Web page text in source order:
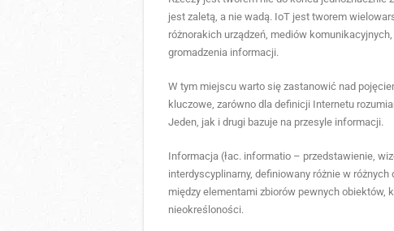
jest zaletą, a nie wadą. IoT jest tworem
różnorakich urządzeń, mediów
gromadzenia informacji.
W tym miejscu warto się zastanowić nad
kluczowe, zarówno dla definicji Internetu
Jeden, jak i drugi bazuje na przesyle informacji.
Informacja (łac. informatio – przedstawienie,
interdyscyplinarny, definiowany różnie w
między elementami zbiorów pewnych obiektów,
nieokreśloności.